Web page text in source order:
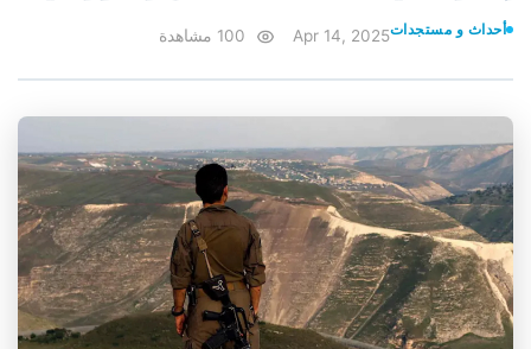
أحداث و مستجداتApr 14, 2025